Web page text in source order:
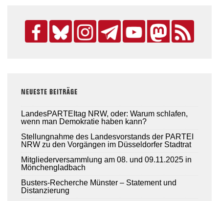
NEUESTE BEITRÄGE
LandesPARTEItag NRW, oder: Warum schlafen,
wenn man Demokratie haben kann?
Stellungnahme des Landesvorstands der PARTEI
NRW zu den Vorgängen im Düsseldorfer Stadtrat
Mitgliederversammlung am 08. und 09.11.2025 in
Mönchengladbach
Busters-Recherche Münster – Statement und
Distanzierung